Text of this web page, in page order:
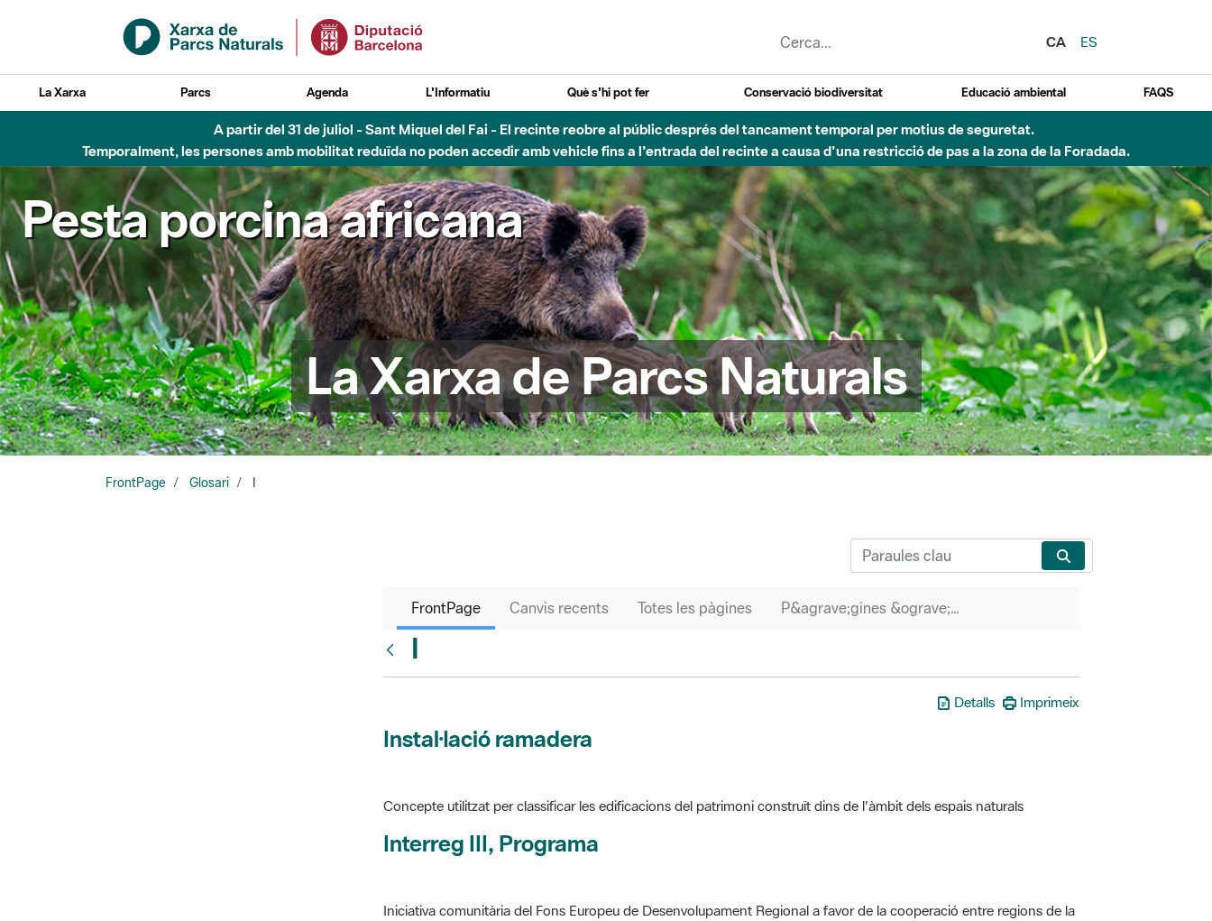
Salta al contingut principal
CA
ES
La Xarxa Parcs Agenda L'Informatiu Què s'hi pot fer Conservació biodiversitat Educació ambiental FAQS
A partir del 31 de juliol - Sant Miquel del Fai - El recinte reobre al públic després del tancament temporal per motius de seguretat.
Temporalment, les persones amb mobilitat reduïda no poden accedir amb vehicle fins a l'entrada del recinte a causa d'una restricció de pas a la zona de la Foradada.
Pesta porcina africana
La Xarxa de Parcs Naturals
FrontPage Glosari
FrontPage Canvis recents Totes les pàgines P&agrave;gines &ograve;rfenes
I
Detalls Imprimeix
Instal·lació ramadera
Concepte utilitzat per classificar les edificacions del patrimoni construït dins de l'àmbit dels espais naturals
Interreg III, Programa
Iniciativa comunitària del Fons Europeu de Desenvolupament Regional a favor de la cooperació entre regions de la